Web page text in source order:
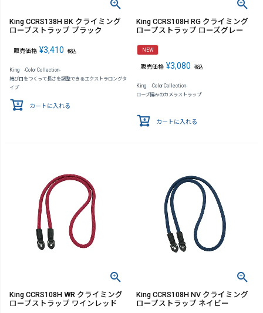
King CCRS138H BK クライミング
ロープストラップ ブラック
販売価格 ¥3,410 税込
King -Color Collection-
結び目をつくって長さを調整できるエクストラロングタ
イプ
カートに入れる
King CCRS108H RG クライミング
ロープストラップ ローズグレー
NEW
販売価格 ¥3,080 税込
King -Color Collection-
ロープ編みのカメラストラップ
カートに入れる
King CCRS108H WR クライミング
ロープストラップ ワインレッド
King CCRS108H NV クライミング
ロープストラップ ネイビー